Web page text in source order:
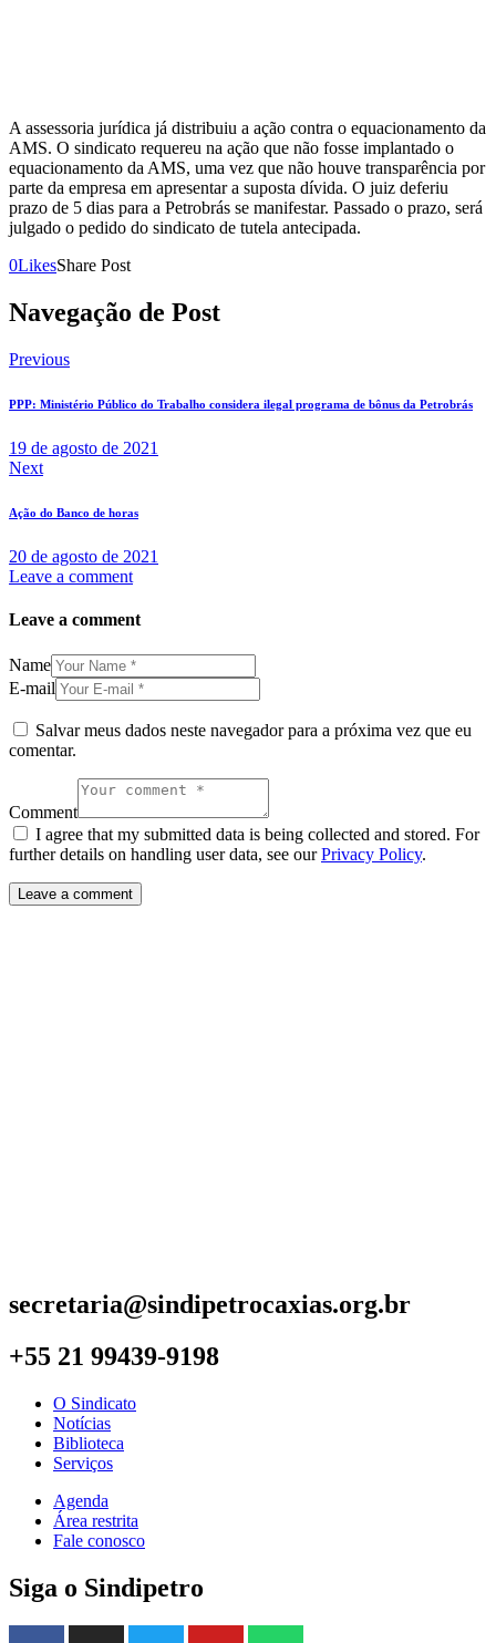
A assessoria jurídica já distribuiu a ação contra o equacionamento da
AMS. O sindicato requereu na ação que não fosse implantado o
equacionamento da AMS, uma vez que não houve transparência por
parte da empresa em apresentar a suposta dívida. O juiz deferiu
prazo de 5 dias para a Petrobrás se manifestar. Passado o prazo, será
julgado o pedido do sindicato de tutela antecipada.
0LikesShare Post
Navegação de Post
Previous
PPP: Ministério Público do Trabalho considera ilegal programa de bônus da Petrobrás
19 de agosto de 2021
Next
Ação do Banco de horas
20 de agosto de 2021
Leave a comment
Leave a comment
Name
E-mail
Salvar meus dados neste navegador para a próxima vez que eu
comentar.
Comment
I agree that my submitted data is being collected and stored. For
further details on handling user data, see ourPrivacy Policy.
secretaria@sindipetrocaxias.org.br
+55 21 99439-9198
O Sindicato
Notícias
Biblioteca
Serviços
Agenda
Área restrita
Fale conosco
Siga o Sindipetro